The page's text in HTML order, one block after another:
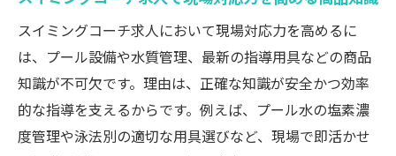
スイミングコーチ求人において現場対応力を高めるに
は、プール設備や水質管理、最新の指導用具などの商品
知識が不可欠です。理由は、正確な知識が安全かつ効率
的な指導を支えるからです。例えば、プール水の塩素濃
度管理や泳法別の適切な用具選びなど、現場で即活かせ